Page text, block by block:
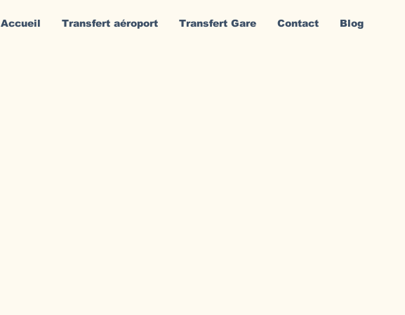
Accueil Transfert aéroport Transfert Gare Contact Blog